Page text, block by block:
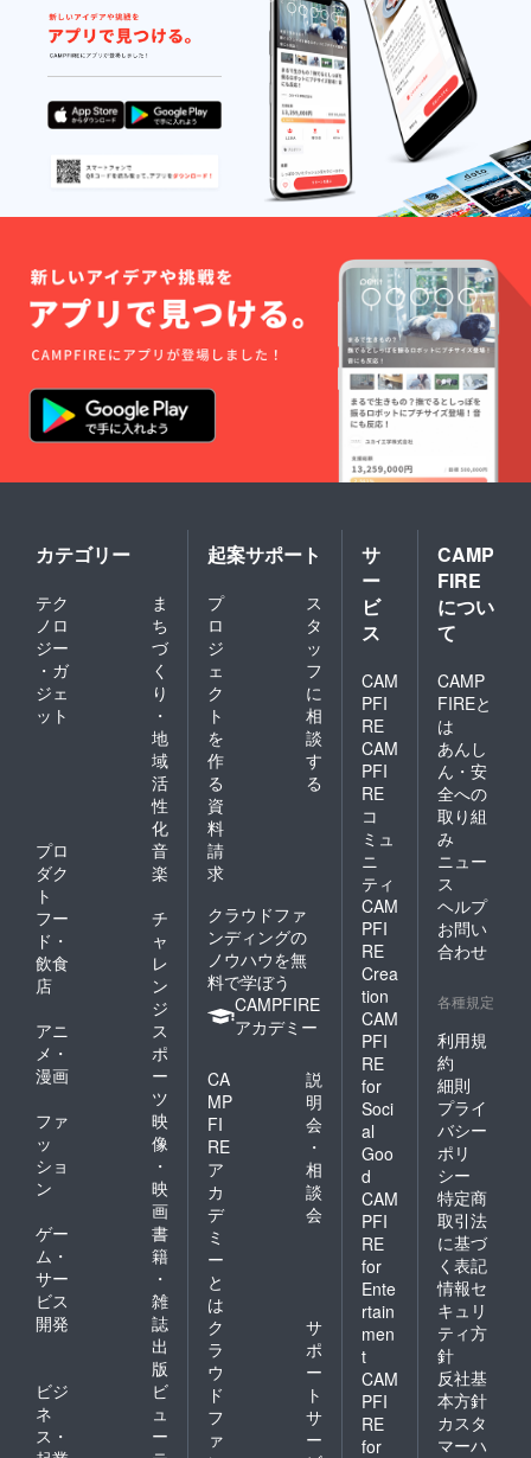
カテゴリー
テク
ノロ
ジー
・ガ
ジェ
ット
ま
ち
づ
く
り
・
地
域
活
性
化
プロ
ダク
ト
音
楽
フー
ド・
飲食
店
チ
ャ
レ
ン
ジ
アニ
メ・
漫画
ス
ポ
ー
ツ
ファ
ッ
ショ
ン
映
像
・
映
画
ゲー
ム・
サー
ビス
開発
書
籍
・
雑
誌
出
版
ビジ
ネ
ス・
ビ
ュ
ー
起案サポート
プ
ロ
ジ
ェ
ク
ト
を
作
る
ス
タ
ッ
フ
に
相
談
す
る
資
料
請
求
クラウドファ
ンディングの
ノウハウを無
料で学ぼう
CAMPFIRE
アカデミー
CA
MP
FI
RE
ア
カ
デ
ミ
ー
と
は
説
明
会
・
相
談
会
ク
ラ
ウ
ド
フ
ァ
サ
ポ
ー
ト
サ
ー
サ
ー
ビ
ス
CAM
PFI
RE
CAM
PFI
RE
コ
ミュ
ニ
ティ
CAM
PFI
RE
Crea
tion
CAM
PFI
RE
for
Soci
al
Goo
d
CAM
PFI
RE
for
Ente
rtain
men
t
CAM
PFI
RE
for
CAMP
FIRE
につい
て
CAMP
FIREと
は
あんし
ん・安
全への
取り組
み
ニュー
ス
ヘルプ
お問い
合わせ
各種規定
利用規
約
細則
プライ
バシー
ポリ
シー
特定商
取引法
に基づ
く表記
情報セ
キュリ
ティ方
針
反社基
本方針
カスタ
マーハ